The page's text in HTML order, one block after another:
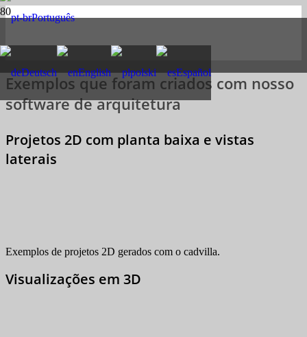
Português
Deutsch English polski Español
Exemplos que foram criados com nosso
software de arquitetura
Projetos 2D com planta baixa e vistas
laterais
Exemplos de projetos 2D gerados com o cadvilla.
Visualizações em 3D